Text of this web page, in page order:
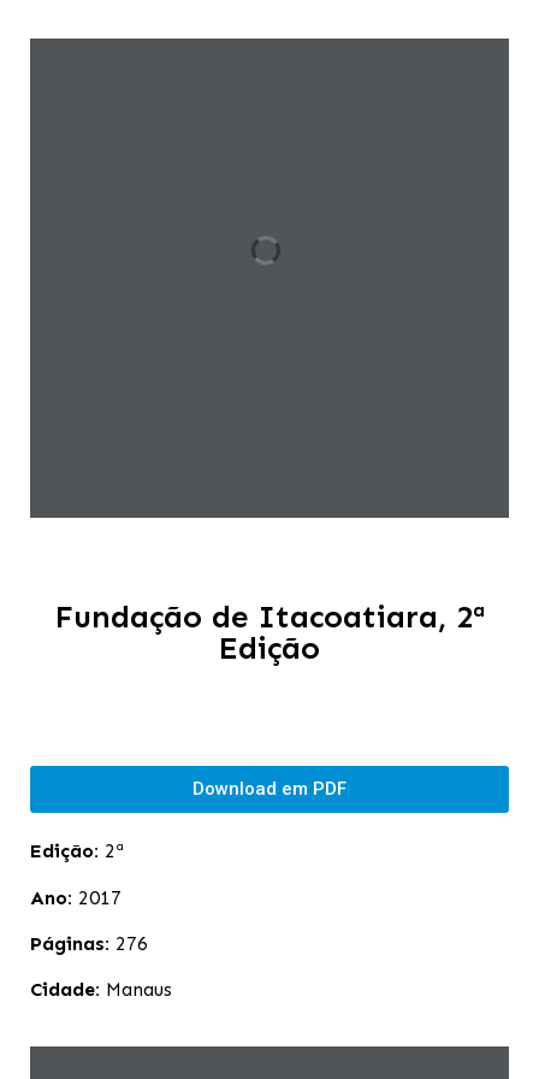
Fundação de Itacoatiara, 2ª
Edição
Download em PDF
Edição: 2ª
Ano: 2017
Páginas: 276
Cidade: Manaus